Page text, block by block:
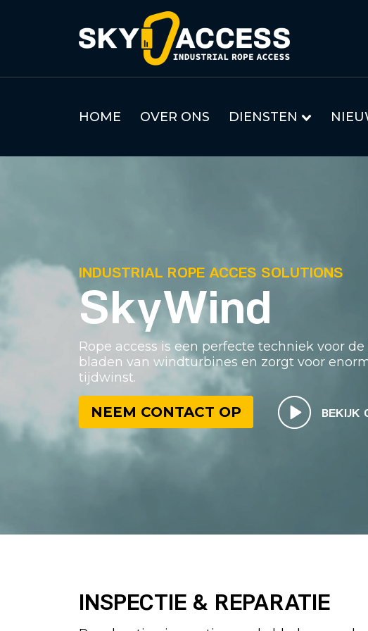
HOME OVER ONS DIENSTEN
INDUSTRIAL ROPE ACCES SOLUTIONS
SkyWind
Rope access is een perfecte techniek voor
bladen van windturbines en zorgt voor
tijdwinst.
NEEM CONTACT OP BEKIJK
INSPECTIE & REPARATIE